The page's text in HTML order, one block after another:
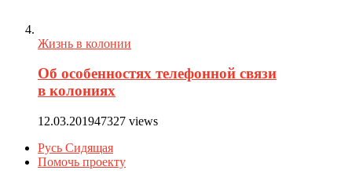
Жизнь в колонии
Об особенностях телефонной связи
в колониях
12.03.201947327 views
Русь Сидящая
Помочь проекту